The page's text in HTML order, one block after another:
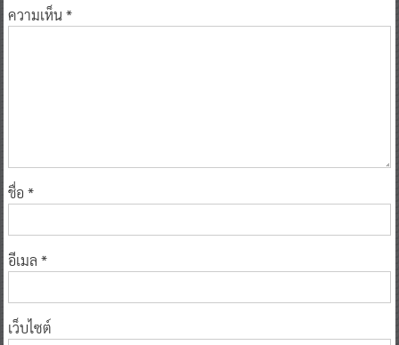
ความเห็น*
ชื่อ *
อีเมล *
เว็บไซต์